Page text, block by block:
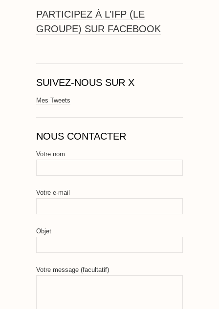
PARTICIPEZ À L’IFP (LE
GROUPE) SUR FACEBOOK
SUIVEZ-NOUS SUR X
Mes Tweets
NOUS CONTACTER
Votre nom
Votre e-mail
Objet
Votre message (facultatif)